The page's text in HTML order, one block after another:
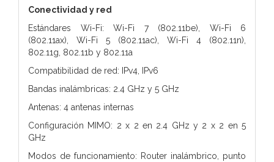
Conectividad y red
Estándares Wi-Fi: Wi-Fi 7 (802.11be), Wi-Fi 6
(802.11ax), Wi-Fi 5 (802.11ac), Wi-Fi 4 (802.11n),
802.11g, 802.11b y 802.11a
Compatibilidad de red: IPv4, IPv6
Bandas inalámbricas: 2.4 GHz y 5 GHz
Antenas: 4 antenas internas
Configuración MIMO: 2 x 2 en 2.4 GHz y 2 x 2 en 5
GHz
Modos de funcionamiento: Router inalámbrico, punto